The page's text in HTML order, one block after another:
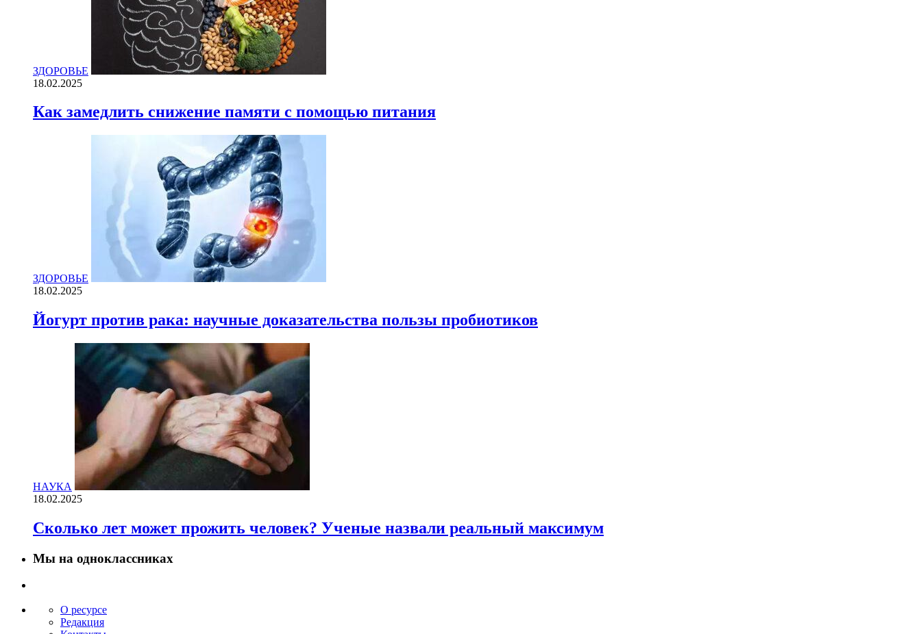
ЗДОРОВЬЕ
18.02.2025
Как замедлить снижение памяти с помощью питания
ЗДОРОВЬЕ
18.02.2025
Йогурт против рака: научные доказательства пользы пробиотиков
НАУКА
18.02.2025
Сколько лет может прожить человек? Ученые назвали реальный максимум
Мы на одноклассниках
О ресурсе
Редакция